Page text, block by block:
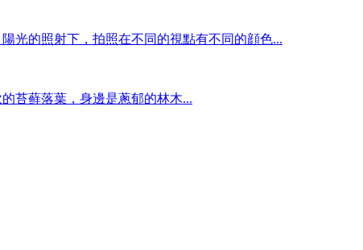
光的照射下，拍照在不同的視點有不同的顔色...
苔藓落葉，身邊是蔥郁的林木...